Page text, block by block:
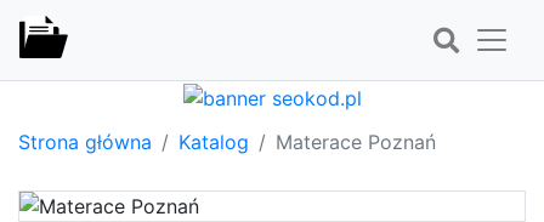
Strona główna Katalog Materace Poznań